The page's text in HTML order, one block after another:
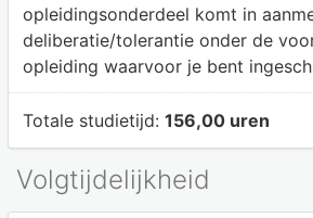
opleidingsonderdeel komt in
deliberatie/tolerantie onder de
opleiding waarvoor je bent
Totale studietijd: 156,00 uren
Volgtijdelijkheid